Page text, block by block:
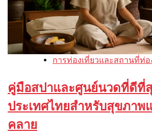
การท่องเที่ยวและสถานที่ท่อ
คู่มือสปาและศูนย์นวดที่ดีที่
ประเทศไทยสำหรับสุขภาพ
คลาย